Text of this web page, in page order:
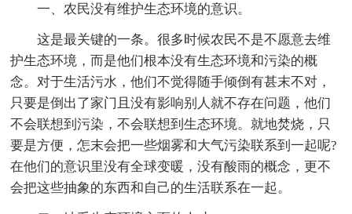
一、农民没有维护生态环境的意识。
这是最关键的一条。很多时候农民不是不愿意去维
护生态环境，而是他们根本没有生态环境和污染的概
念。对于生活污水，他们不觉得随手倾倒有甚末不对，
只要是倒出了家门且没有影响别人就不存在问题，他们
不会联想到污染，不会联想到生态环境。就地焚烧，只
要是方便，怎末会把一些烟雾和大气污染联系到一起呢?
在他们的意识里没有全球变暖，没有酸雨的概念，更不
会把这些抽象的东西和自己的生活联系在一起。